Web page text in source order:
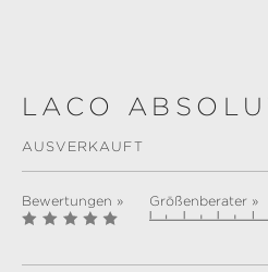
LACO
AUSVERKAUFT
Bewertungen » Größenberater »